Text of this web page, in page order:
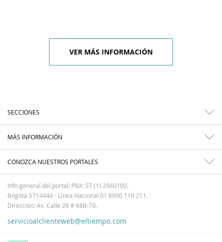
VER MÁS INFORMACIÓN
SECCIONES
MÁS INFORMACIÓN
CONOZCA NUESTROS PORTALES
Info general del portal: PBX: 57 (1) 2940100.
Bogotá 5714444 - Línea Nacional 01 8000 110 211.
Dirección: Av. Calle 26 # 68B-70.
servicioalclienteweb@eltiempo.com